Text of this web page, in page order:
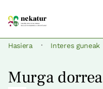
Hasiera · Interes guneak
Murga dorrea